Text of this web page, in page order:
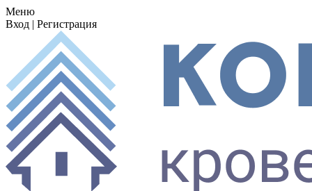
Меню
Вход | Регистрация